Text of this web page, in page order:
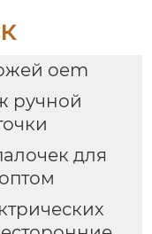
oem
ручной
для